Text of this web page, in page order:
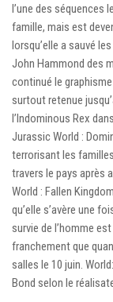
l’une des séquences
famille, mais est
lorsqu’elle a sauvé
John Hammond des
continué le
surtout retenue
l’Indominous Rex
Jurassic World :
terrorisant les
travers le pays après
World : Fallen
qu’elle s’avère une
survie de l’homme
franchement que
salles le 10 juin.
Bond selon le